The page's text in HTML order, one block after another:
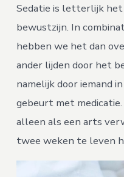
Sedatie is letterlijk
bewustzijn. In
hebben we het dan
ander lijden door het
namelijk door iemand
gebeurt met
alleen als een arts
twee weken te leven